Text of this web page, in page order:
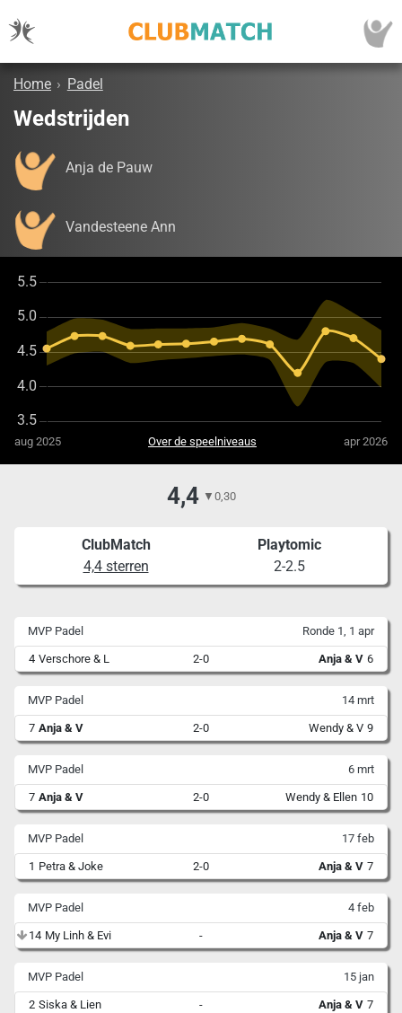
Home › Padel
Wedstrijden
Anja de Pauw
Vandesteene Ann
aug 2025 Over de speelniveaus apr 2026
4,4 ▼ 0,30
ClubMatch
4,4 sterren
Playtomic
2-2.5
MVP Padel Ronde 1, 1 apr
4 Verschore & L 2-0 Anja & V 6
MVP Padel 14 mrt
7 Anja & V 2-0 Wendy & V 9
MVP Padel 6 mrt
7 Anja & V 2-0 Wendy & Ellen 10
MVP Padel 17 feb
1 Petra & Joke 2-0 Anja & V 7
MVP Padel 4 feb
14 My Linh & Evi - Anja & V 7
MVP Padel 15 jan
2 Siska & Lien - Anja & V 7